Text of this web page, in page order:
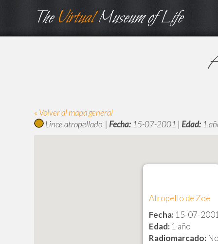
TheVirtualMuseum of Life
« Volver al mapa general
Lince atropellado | Fecha: 15-07-2001 | Edad: 1
Atropello de Zoe
Fecha: 15-07-
Edad: 1 año
Radiomarcado: